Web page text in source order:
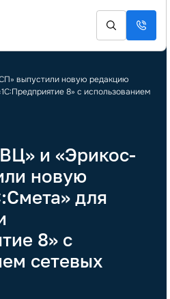
выпустили новую редакцию
8» с использованием
и «Эрикос-
новую
для
8» с
сетевых